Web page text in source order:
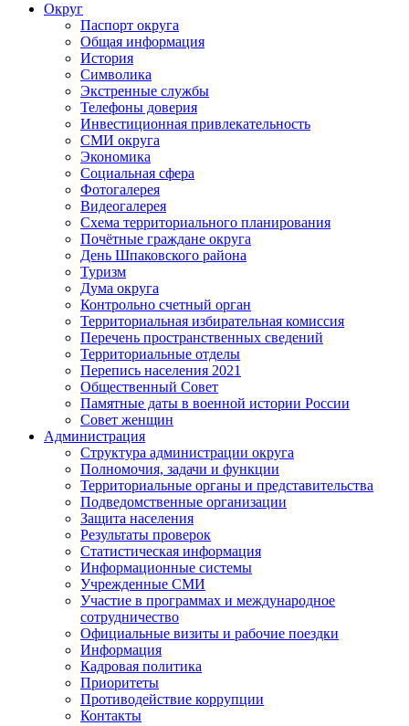
Округ
Паспорт округа
Общая информация
История
Символика
Экстренные службы
Телефоны доверия
Инвестиционная привлекательность
СМИ округа
Экономика
Социальная сфера
Фотогалерея
Видеогалерея
Схема территориального планирования
Почётные граждане округа
День Шпаковского района
Туризм
Дума округа
Контрольно счетный орган
Территориальная избирательная комиссия
Перечень пространственных сведений
Территориальные отделы
Перепись населения 2021
Общественный Совет
Памятные даты в военной истории России
Совет женщин
Администрация
Структура администрации округа
Полномочия, задачи и функции
Территориальные органы и представительства
Подведомственные организации
Защита населения
Результаты проверок
Статистическая информация
Информационные системы
Учрежденные СМИ
Участие в программах и международное
сотрудничество
Официальные визиты и рабочие поездки
Информация
Кадровая политика
Приоритеты
Противодействие коррупции
Контакты